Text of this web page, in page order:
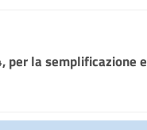
per la semplificazione e